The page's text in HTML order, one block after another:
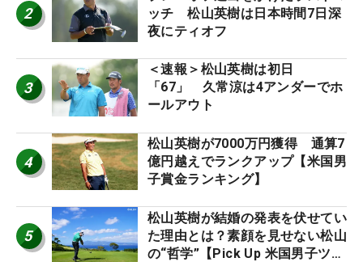
2
ッチ 松山英樹は日本時間7日深
夜にティオフ
3
＜速報＞松山英樹は初日
「67」 久常涼は4アンダーでホ
ールアウト
4
松山英樹が7000万円獲得 通算7
億円越えでランクアップ【米国男
子賞金ランキング】
5
松山英樹が結婚の発表を伏せてい
た理由とは？素顔を見せない松山
の“哲学”【Pick Up 米国男子ツア